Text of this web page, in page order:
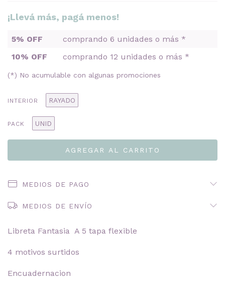
¡Llevá más, pagá menos!
5% OFF
comprando 6 unidades o más *
10% OFF
comprando 12 unidades o más *
(*) No acumulable con algunas promociones
INTERIOR RAYADO
PACK UNID
MEDIOS DE PAGO
MEDIOS DE ENVÍO
Libreta Fantasia A 5 tapa flexible
4 motivos surtidos
Encuadernacion